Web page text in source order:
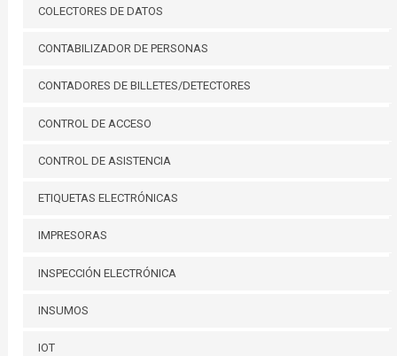
COLECTORES DE DATOS
CONTABILIZADOR DE PERSONAS
CONTADORES DE BILLETES/DETECTORES
CONTROL DE ACCESO
CONTROL DE ASISTENCIA
ETIQUETAS ELECTRÓNICAS
IMPRESORAS
INSPECCIÓN ELECTRÓNICA
INSUMOS
IOT